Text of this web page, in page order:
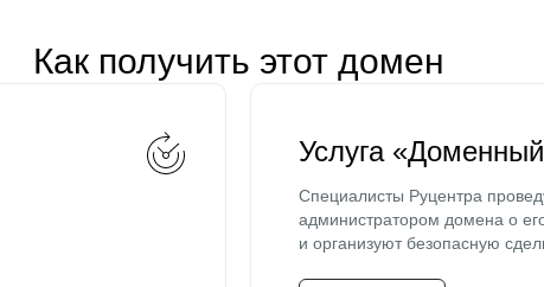
Как получить этот домен
Услуга
Специалисты Руцентра
администратором домена о
и организуют безопасную